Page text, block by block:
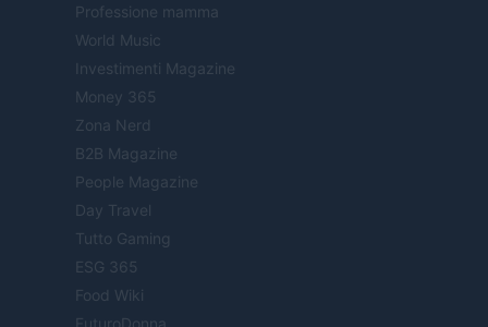
Professione mamma
World Music
Investimenti Magazine
Money 365
Zona Nerd
B2B Magazine
People Magazine
Day Travel
Tutto Gaming
ESG 365
Food Wiki
FuturoDonna